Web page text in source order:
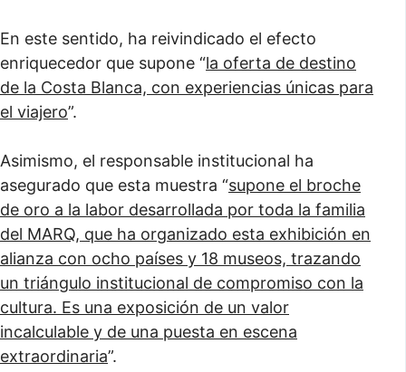
En este sentido, ha reivindicado el efecto
enriquecedor que supone “la oferta de destino
de la Costa Blanca, con experiencias únicas para
el viajero”.
Asimismo, el responsable institucional ha
asegurado que esta muestra “supone el broche
de oro a la labor desarrollada por toda la familia
del MARQ, que ha organizado esta exhibición en
alianza con ocho países y 18 museos, trazando
un triángulo institucional de compromiso con la
cultura. Es una exposición de un valor
incalculable y de una puesta en escena
extraordinaria”.